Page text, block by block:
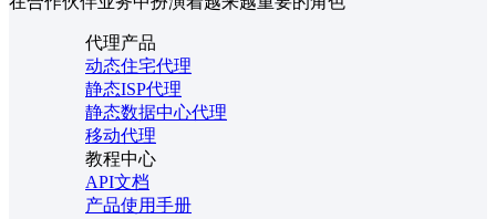
代理产品
动态住宅代理
静态ISP代理
静态数据中心代理
移动代理
教程中心
API文档
产品使用手册